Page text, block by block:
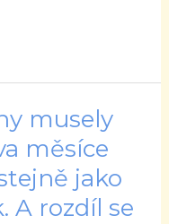
musely
měsíce
jako
A rozdíl se